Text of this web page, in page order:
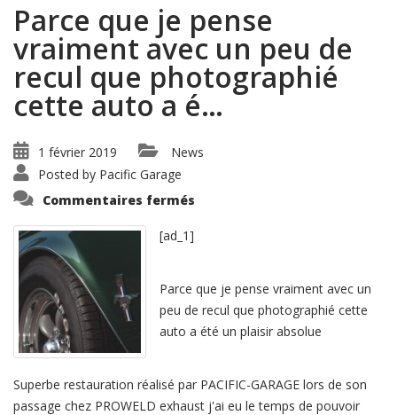
Parce que je pense
vraiment avec un peu de
recul que photographié
cette auto a é…
1 février 2019
News
Posted by Pacific Garage
Commentaires fermés
peu
de
recul
que
photographié
a
é…
[ad_1]
Parce que je pense vraiment avec un
peu de recul que photographié cette
auto a été un plaisir absolue
Superbe restauration réalisé par PACIFIC-GARAGE lors de son
passage chez PROWELD exhaust j'ai eu le temps de pouvoir